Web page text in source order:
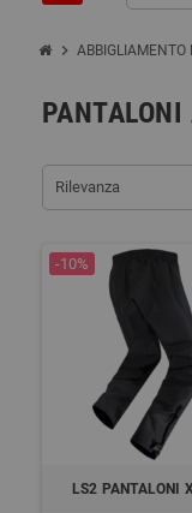
chevron_right ABBIGLIAMENTO
PANTALONI
Rilevanza
-10%
LS2 PANTALONI